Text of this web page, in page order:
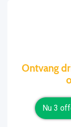
Ontvang
Nu 3